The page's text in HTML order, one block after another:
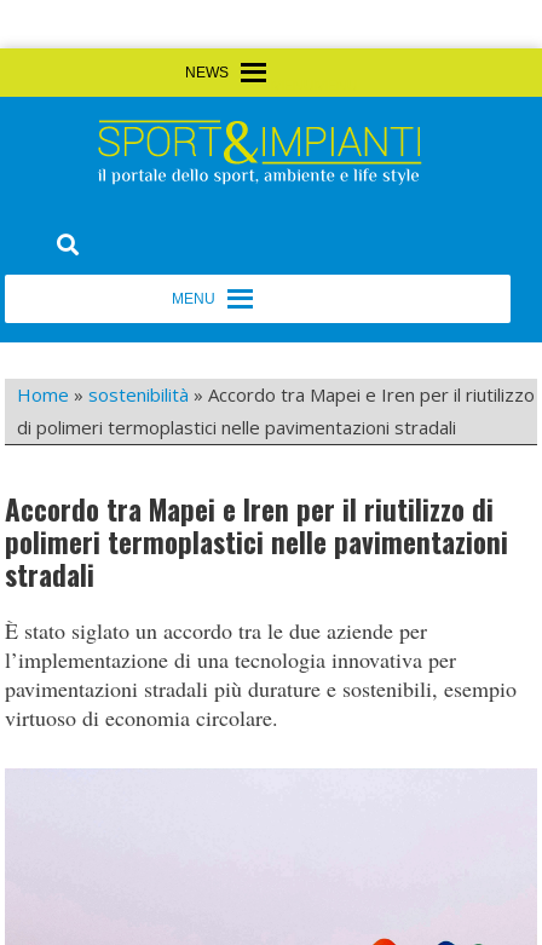
to
Sport&Impianti
Home »sostenibilità »Accordo tra Mapei e Iren per il riutilizzo
di polimeri termoplastici nelle pavimentazioni stradali
Accordo tra Mapei e Iren per il riutilizzo di
polimeri termoplastici nelle pavimentazioni
stradali
È stato siglato un accordo tra le due aziende per
l’implementazione di una tecnologia innovativa per
pavimentazioni stradali più durature e sostenibili, esempio
virtuoso di economia circolare.